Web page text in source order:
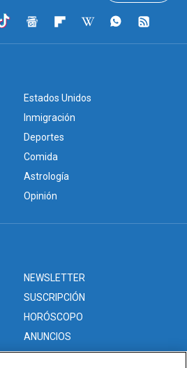
Estados Unidos
Inmigración
Deportes
Comida
Astrología
Opinión
NEWSLETTER
SUSCRIPCIÓN
HORÓSCOPO
ANUNCIOS